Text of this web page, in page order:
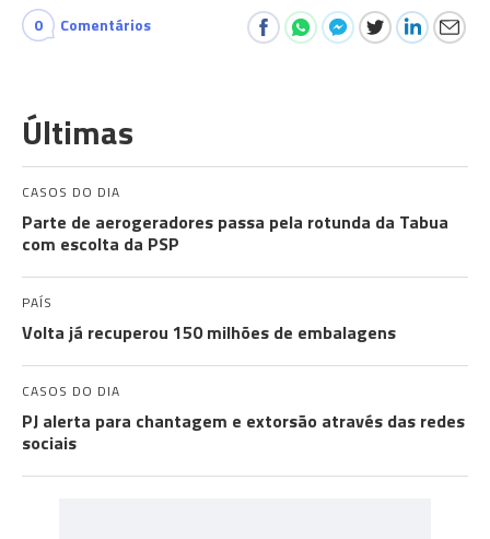
0 Comentários
Últimas
CASOS DO DIA
Parte de aerogeradores passa pela rotunda da Tabua
com escolta da PSP
PAÍS
Volta já recuperou 150 milhões de embalagens
CASOS DO DIA
PJ alerta para chantagem e extorsão através das redes
sociais